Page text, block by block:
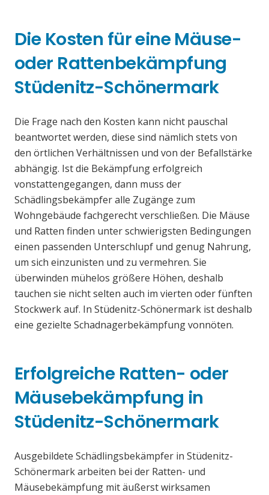
Die Kosten für eine Mäuse-
oder Rattenbekämpfung
Stüdenitz-Schönermark
Die Frage nach den Kosten kann nicht pauschal
beantwortet werden, diese sind nämlich stets von
den örtlichen Verhältnissen und von der Befallstärke
abhängig. Ist die Bekämpfung erfolgreich
vonstattengegangen, dann muss der
Schädlingsbekämpfer alle Zugänge zum
Wohngebäude fachgerecht verschließen. Die Mäuse
und Ratten finden unter schwierigsten Bedingungen
einen passenden Unterschlupf und genug Nahrung,
um sich einzunisten und zu vermehren. Sie
überwinden mühelos größere Höhen, deshalb
tauchen sie nicht selten auch im vierten oder fünften
Stockwerk auf. In Stüdenitz-Schönermark ist deshalb
eine gezielte Schadnagerbekämpfung vonnöten.
Erfolgreiche Ratten- oder
Mäusebekämpfung in
Stüdenitz-Schönermark
Ausgebildete Schädlingsbekämpfer in Stüdenitz-
Schönermark arbeiten bei der Ratten- und
Mäusebekämpfung mit äußerst wirksamen